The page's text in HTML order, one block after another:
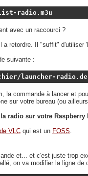
radio.m3u
avec un raccourci ?
a retordre. Il "suffit"
suivante :
launcher-
la commande à lancer et
sur votre bureau (ou
radio sur votre Raspberry
VLCqui est un FOSS.
et... et c'est juste trop
on va modifier la ligne de